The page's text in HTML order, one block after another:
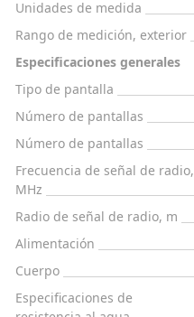
Unidades de medida
Rango de medición, exterior
Especificaciones generales
Tipo de pantalla
Número de pantallas
Número de pantallas
Frecuencia de señal de radio,
MHz
Radio de señal de radio, m
Alimentación
Cuerpo
Especificaciones de